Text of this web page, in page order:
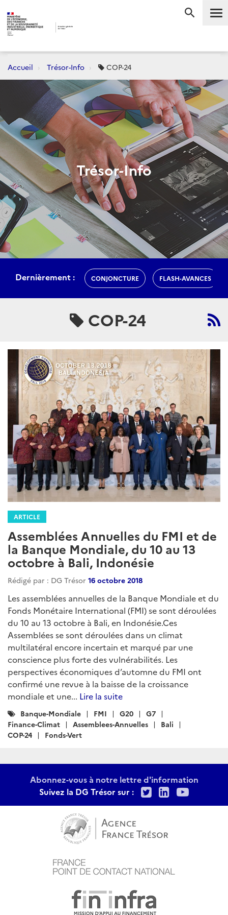
Accueil Trésor-Info COP-24
Trésor-Info
Dernièrement : CONJONCTURE FLASH-AVANCES
COP-24
ARTICLE
Assemblées Annuelles du FMI et de
la Banque Mondiale, du 10 au 13
octobre à Bali, Indonésie
Rédigé par : DG Trésor 16 octobre 2018
Les assemblées annuelles de la Banque Mondiale et du
Fonds Monétaire International (FMI) se sont déroulées
du 10 au 13 octobre à Bali, en Indonésie.Ces
Assemblées se sont déroulées dans un climat
multilatéral encore incertain et marqué par une
conscience plus forte des vulnérabilités. Les
perspectives économiques d’automne du FMI ont
confirmé une revue à la baisse de la croissance
mondiale et une... Lire la suite
Catégories
:
Banque-Mondiale FMI G20
G7
Finance-Climat
Assemblees-Annuelles
Bali
COP-24
Fonds-Vert
Abonnez-vous à notre lettre d'information
Suivez la DG Trésor sur :
TwitterLinkedIn